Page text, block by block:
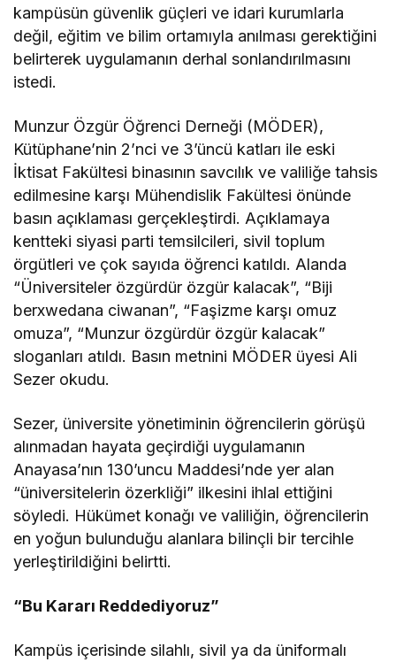
kampüsün güvenlik güçleri ve idari kurumlarla
değil, eğitim ve bilim ortamıyla anılması gerektiğini
belirterek uygulamanın derhal sonlandırılmasını
istedi.
Munzur Özgür Öğrenci Derneği (MÖDER),
Kütüphane’nin 2’nci ve 3’üncü katları ile eski
İktisat Fakültesi binasının savcılık ve valiliğe tahsis
edilmesine karşı Mühendislik Fakültesi önünde
basın açıklaması gerçekleştirdi. Açıklamaya
kentteki siyasi parti temsilcileri, sivil toplum
örgütleri ve çok sayıda öğrenci katıldı. Alanda
“Üniversiteler özgürdür özgür kalacak”, “Biji
berxwedana ciwanan”, “Faşizme karşı omuz
omuza”, “Munzur özgürdür özgür kalacak”
sloganları atıldı. Basın metnini MÖDER üyesi Ali
Sezer okudu.
Sezer, üniversite yönetiminin öğrencilerin görüşü
alınmadan hayata geçirdiği uygulamanın
Anayasa’nın 130’uncu Maddesi’nde yer alan
“üniversitelerin özerkliği” ilkesini ihlal ettiğini
söyledi. Hükümet konağı ve valiliğin, öğrencilerin
en yoğun bulunduğu alanlara bilinçli bir tercihle
yerleştirildiğini belirtti.
“Bu Kararı Reddediyoruz”
Kampüs içerisinde silahlı, sivil ya da üniformalı